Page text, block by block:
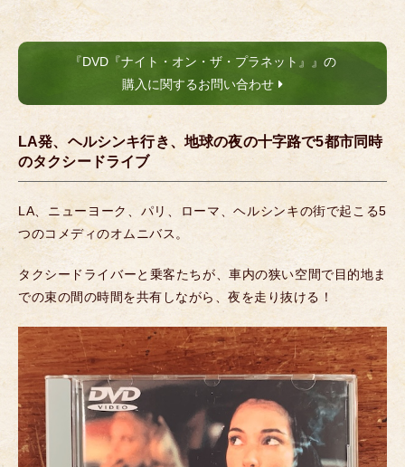
『DVD『ナイト・オン・ザ・プラネット』』の
購入に関するお問い合わせ
LA発、ヘルシンキ行き、地球の夜の十字路で5都市同時
のタクシードライブ
LA、ニューヨーク、パリ、ローマ、ヘルシンキの街で起こる5
つのコメディのオムニバス。
タクシードライバーと乗客たちが、車内の狭い空間で目的地ま
での束の間の時間を共有しながら、夜を走り抜ける！